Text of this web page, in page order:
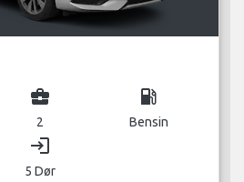
business_center
2
local_gas_station
Bensin
login
5 Dør